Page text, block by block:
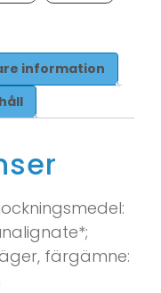
information
färgämne: